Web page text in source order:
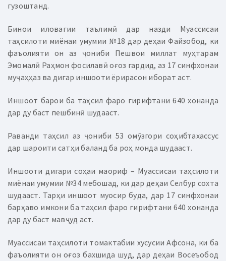
гузоштанд.
Бинои иловагии таълимӣ дар назди Муассисаи
таҳсилоти миёнаи умумии №18 дар деҳаи Файзобод, ки
фаъолияти он аз ҷониби Пешвои миллат муҳтарам
Эмомалӣ Раҳмон фосилавӣ оғоз гардид, аз 17 синфхонаи
муҷаҳҳаз ва дигар иншооти ёрирасон иборат аст.
Иншоот барои ба таҳсил фаро гирифтани 640 хонанда
дар ду баст пешбинӣ шудааст.
Раванди таҳсил аз ҷониби 53 омӯзгори соҳибтахассус
дар шароити сатҳи баланд ба роҳ монда шудааст.
Иншооти дигари соҳаи маориф – Муассисаи таҳсилоти
миёнаи умумии №34 мебошад, ки дар деҳаи Селбур сохта
шудааст. Тарҳи иншоот муосир буда, дар 17 синфхонаи
барҳаво имкони ба таҳсил фаро гирифтани 640 хонанда
дар ду баст мавҷуд аст.
Муассисаи таҳсилоти томактабии хусусии Афсона, ки ба
фаъолияти он оғоз бахшида шуд, дар деҳаи Восеъобод